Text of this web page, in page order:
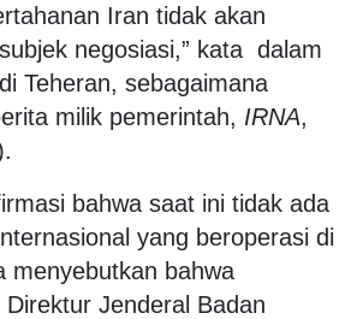
Iran tidak akan
negosiasi,” kata dalam
Teheran, sebagaimana
milik pemerintah, IRNA,
bahwa saat ini tidak ada
yang beroperasi di
menyebutkan bahwa
Direktur Jenderal Badan